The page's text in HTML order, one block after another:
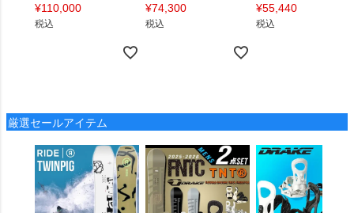
¥110,000
税込
¥74,300
税込
¥55,440
税込
厳選セールアイテム